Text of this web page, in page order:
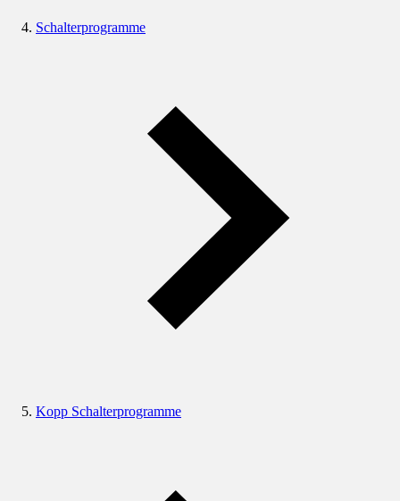
Schalterprogramme
Kopp Schalterprogramme